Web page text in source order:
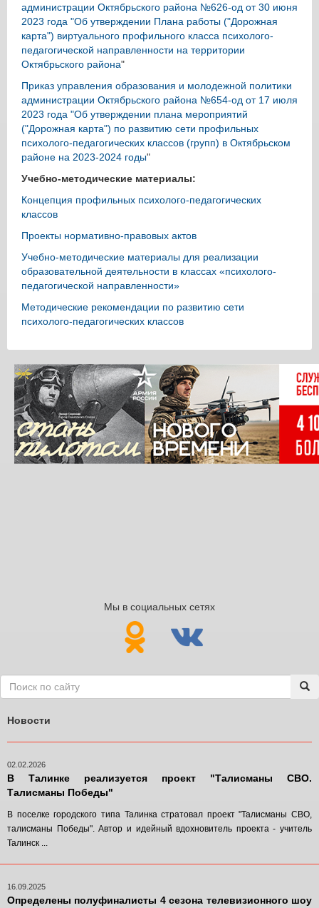
администрации Октябрьского района №626-од от 30 июня
2023 года "Об утверждении Плана работы ("Дорожная
карта") виртуального профильного класса психолого-
педагогической направленности на территории
Октябрьского района"
Приказ управления образования и молодежной политики
администрации Октябрьского района №654-од от 17 июля
2023 года "Об утверждении плана мероприятий
("Дорожная карта") по развитию сети профильных
психолого-педагогических классов (групп) в Октябрьском
районе на 2023-2024 годы"
Учебно-методические материалы:
Концепция профильных психолого-педагогических
классов
Проекты нормативно-правовых актов
Учебно-методические материалы для реализации
образовательной деятельности в классах «психолого-
педагогической направленности»
Методические рекомендации по развитию сети
психолого-педагогических классов
Мы в социальных сетях
Новости
02.02.2026
В Талинке реализуется проект "Талисманы СВО.
Талисманы Победы"
В поселке городского типа Талинка стратовал проект "Талисманы СВО,
талисманы Победы". Автор и идейный вдохновитель проекта - учитель
Талинск ...
16.09.2025
Определены полуфиналисты 4 сезона телевизионного шоу